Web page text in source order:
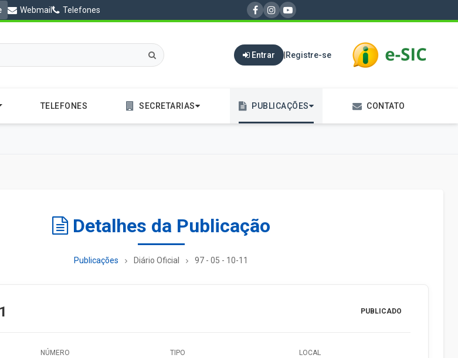
Webmail Telefones
Entrar | Registre-se
TELEFONES SECRETARIAS PUBLICAÇÕES CONTATO
Detalhes da Publicação
Publicações Diário Oficial 97 - 05 - 10-11
PUBLICADO
NÚMERO TIPO LOCAL